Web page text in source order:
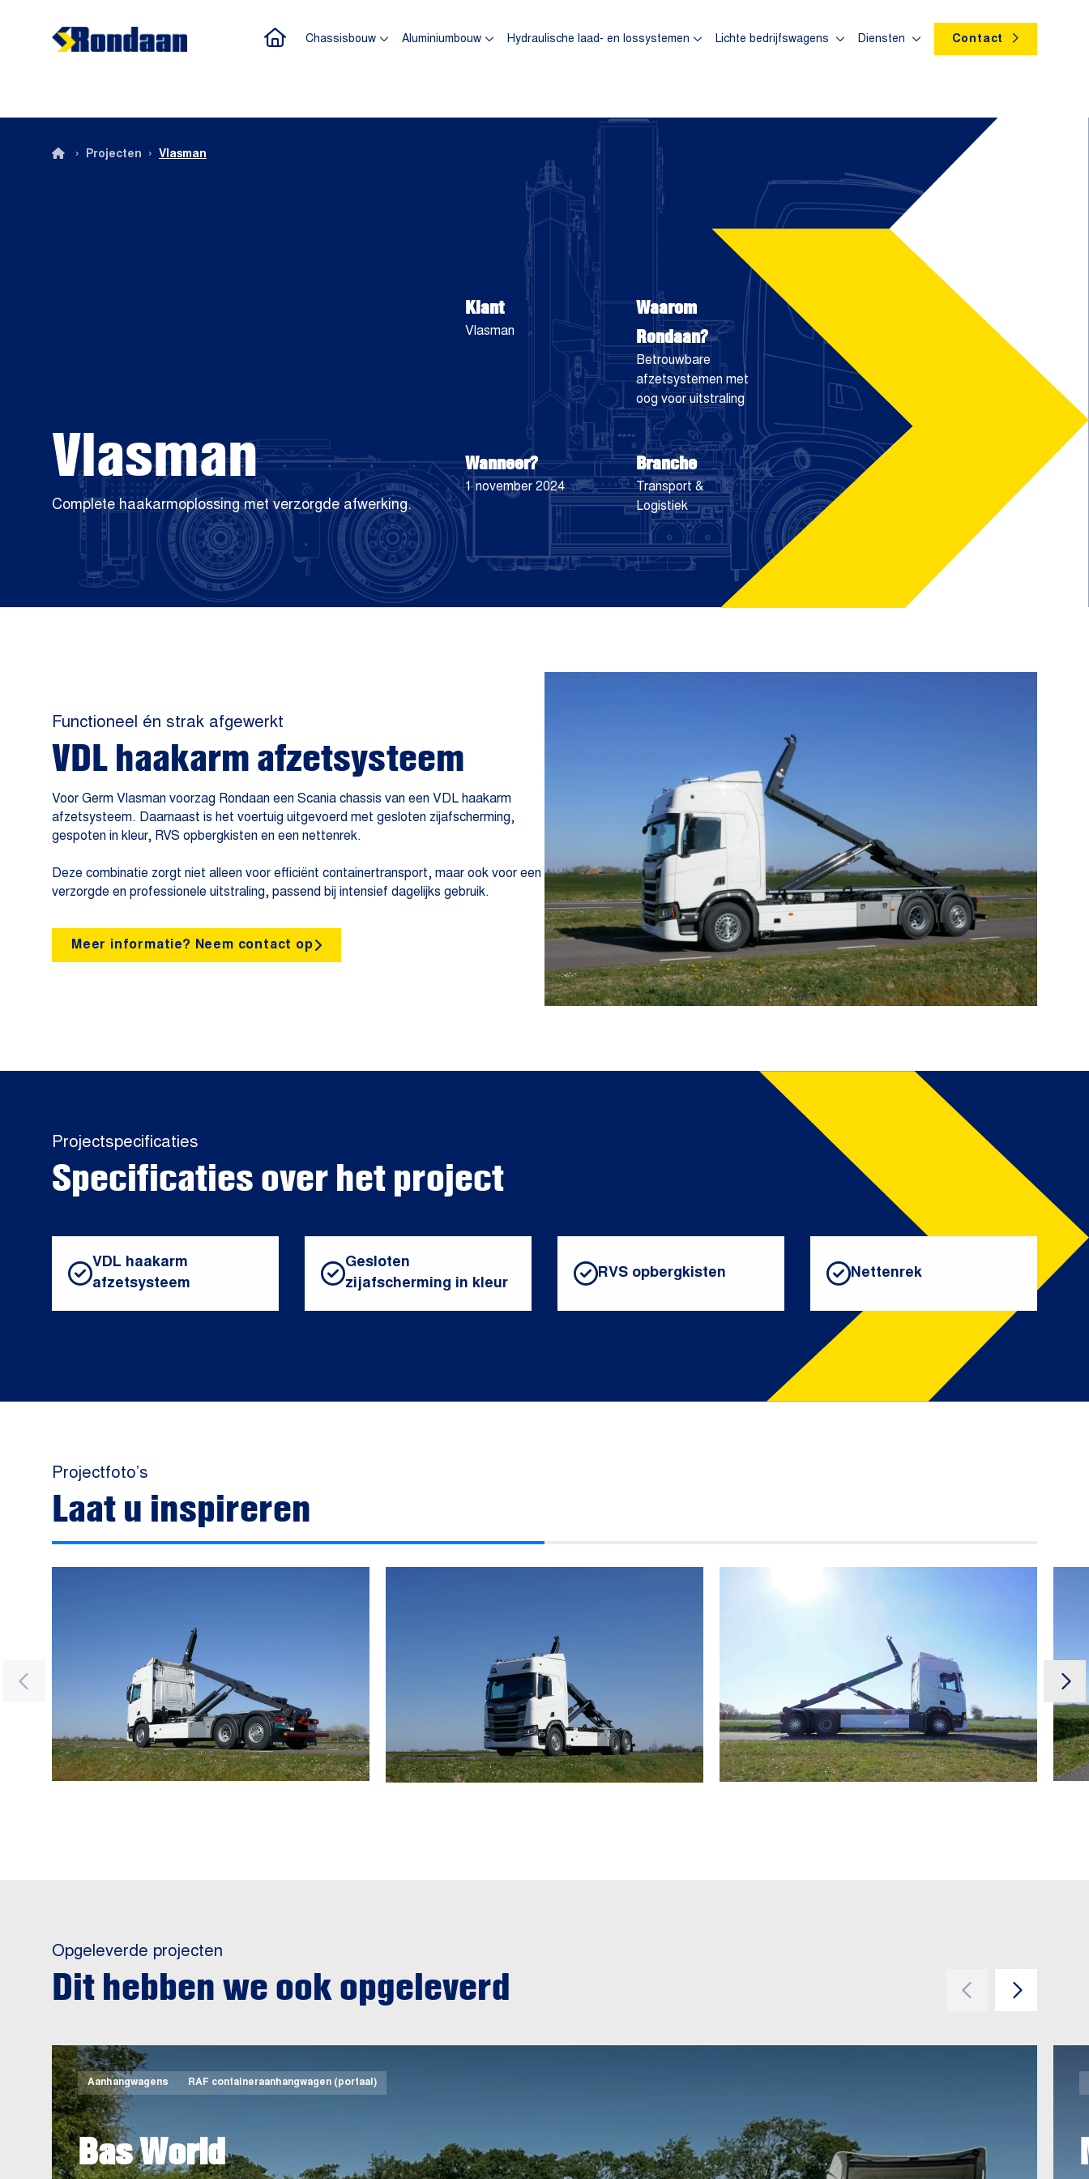
Naar de homepagina
Chassisbouw Aluminiumbouw Hydraulische laad- en lossystemen Lichte bedrijfswagens Diensten Contact
Vlasman
Complete haakarmoplossing met verzorgde afwerking.
› Projecten › Vlasman
Klant
Vlasman
Waarom
Rondaan?
Betrouwbare
afzetsystemen met
oog voor uitstraling
Wanneer?
1 november 2024
Branche
Transport &
Logistiek
Functioneel én strak afgewerkt
VDL haakarm afzetsysteem
Voor Germ Vlasman voorzag Rondaan een Scania chassis van een VDL haakarm
afzetsysteem. Daarnaast is het voertuig uitgevoerd met gesloten zijafscherming,
gespoten in kleur, RVS opbergkisten en een nettenrek.
Deze combinatie zorgt niet alleen voor efficiënt containertransport, maar ook voor een
verzorgde en professionele uitstraling, passend bij intensief dagelijks gebruik.
Meer informatie? Neem contact op
Projectspecificaties
Specificaties over het project
VDL haakarm
afzetsysteem
Gesloten
zijafscherming in kleur
RVS opbergkisten Nettenrek
Projectfoto’s
Laat u inspireren
Opgeleverde projecten
Dit hebben we ook opgeleverd
Aanhangwagens RAF containeraanhangwagen (portaal)
Bas World